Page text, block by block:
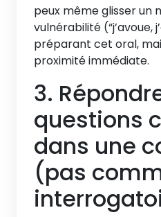
peux même glisser un
vulnérabilité (“j’avoue,
préparant cet oral,
proximité immédiate.
3.
questions
dans une
(pas